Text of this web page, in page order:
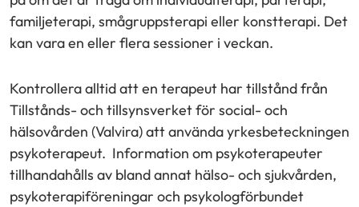
familjeterapi, smågruppsterapi eller konstterapi. Det
kan vara en eller flera sessioner i veckan.
Kontrollera alltid att en terapeut har tillstånd från
Tillstånds- och tillsynsverket för social- och
hälsovården (Valvira) att använda yrkesbeteckningen
psykoterapeut. Information om psykoterapeuter
tillhandahålls av bland annat hälso- och sjukvården,
psykoterapiföreningar och psykologförbundet